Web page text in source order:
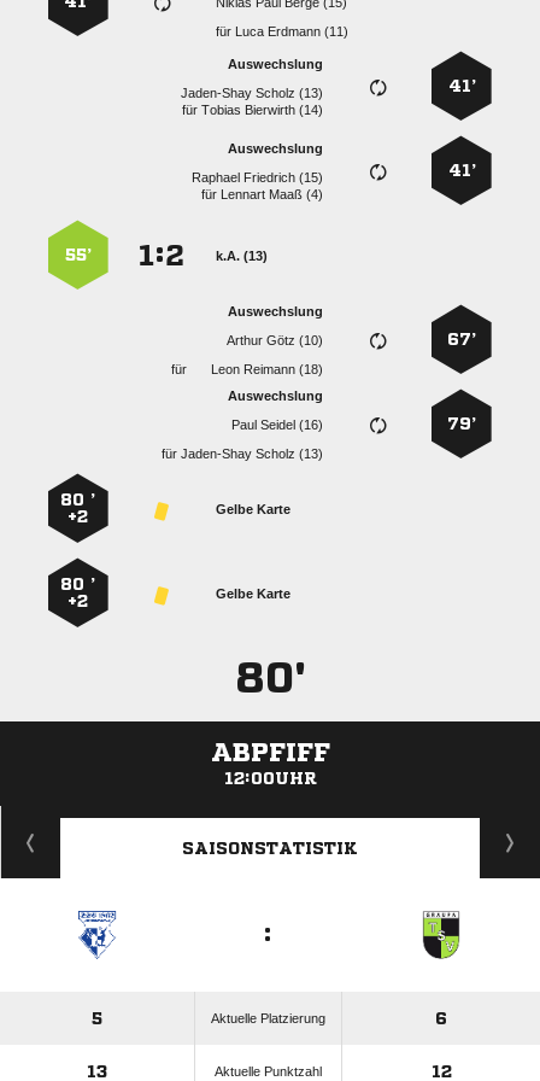
für   
41’
Auswechslung
  
für  
41’
Auswechslung
  
für   
k.A. (13)
:
55’
67’
Auswechslung
  
für
  
79’
Auswechslung
  
für  
Gelbe Karte
80 ’
+2
Gelbe Karte
80 ’
+2
80'
ABPFIFF
12:00UHR
ANZEIGE
SAISONSTATISTIK
:
5 Aktuelle Platzierung 6
13 Aktuelle Punktzahl 12